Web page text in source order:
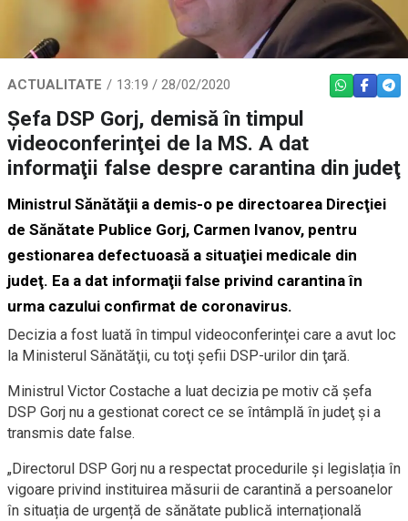
ACTUALITATE 13:19 / 28/02/2020 WHATSAPP
Şefa DSP Gorj, demisă în timpul
videoconferinţei de la MS. A dat
informaţii false despre carantina din judeţ
Ministrul Sănătăţii a demis-o pe directoarea Direcţiei
de Sănătate Publice Gorj, Carmen Ivanov, pentru
gestionarea defectuoasă a situaţiei medicale din
judeţ. Ea a dat informaţii false privind carantina în
urma cazului confirmat de coronavirus.
Decizia a fost luată în timpul videoconferinţei care a avut loc
la Ministerul Sănătăţii, cu toţi şefii DSP-urilor din ţară.
Ministrul Victor Costache a luat decizia pe motiv că şefa
DSP Gorj nu a gestionat corect ce se întâmplă în judeţ şi a
transmis date false.
„Directorul DSP Gorj nu a respectat procedurile și legislația în
vigoare privind instituirea măsurii de carantină a persoanelor
în situația de urgență de sănătate publică internațională